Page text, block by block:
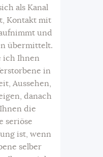
als Kanal
Kontakt mit
und
übermittelt.
ich Ihnen
in
Aussehen,
danach
die
seriöse
ist, wenn
selber